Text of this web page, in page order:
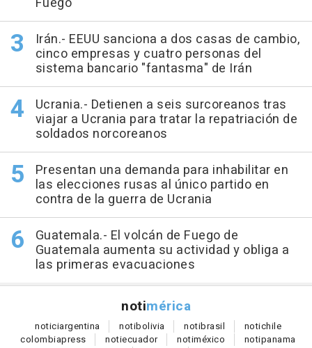
Irán.- EEUU sanciona a dos casas de cambio,
cinco empresas y cuatro personas del
sistema bancario "fantasma" de Irán
Ucrania.- Detienen a seis surcoreanos tras
viajar a Ucrania para tratar la repatriación de
soldados norcoreanos
Presentan una demanda para inhabilitar en
las elecciones rusas al único partido en
contra de la guerra de Ucrania
Guatemala.- El volcán de Fuego de
Guatemala aumenta su actividad y obliga a
las primeras evacuaciones
notimérica
noticiargentina notibolivia notibrasil notichile
colombiapress notiecuador notiméxico notipanama